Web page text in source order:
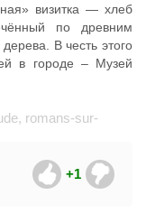
визитка — хлеб
по древним
В честь этого
в городе – Музей
, romans-sur-
+1